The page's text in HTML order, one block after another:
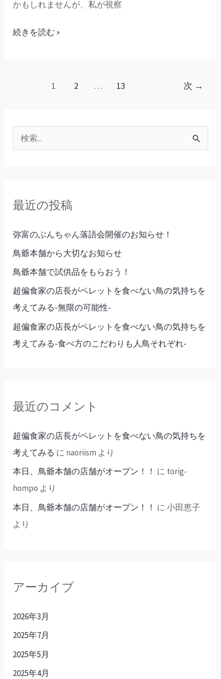
かもしれませんが、私が視察
を
ぶ？」
続きを読む »
1 2 … 13 次 →
検
:最近の投稿
弥富のぶんちゃん落語会開催のお知らせ！
鳥爺本舗から大切なお知らせ
鳥爺本舗で試供品をもらおう！
超偏食家の店長がペレットを食べない鳥の気持ちを
考えてみる-無限の可能性-
超偏食家の店長がペレットを食べない鳥の気持ちを
考えてみる-食べ方のこだわりも人鳥それぞれ-
最近のコメント
超偏食家の店長がペレットを食べない鳥の気持ちを
考えてみる に naoriism より
本日、鳥爺本舗の店舗がオープン！！ に torig-
hompo より
本日、鳥爺本舗の店舗がオープン！！ に小田恵子
より
アーカイブ
2026年3月
2025年7月
2025年5月
2025年4月